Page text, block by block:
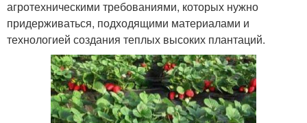
агротехническими требованиями, которых нужно
придерживаться, подходящими материалами и
технологией создания теплых высоких плантаций.